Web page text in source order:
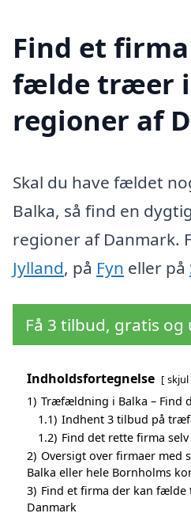
Find et
fælde træer i
regioner af
Skal du have fældet
Balka, så find en
regioner af Danmark.
Jylland, på Fyn eller på
Få 3 tilbud, gratis
Indholdsfortegnelse skjul
1) Træfældning i Balka – Find
1.1) Indhent 3 tilbud på
1.2) Find det rette firma selv
2) Oversigt over firmaer
Balka eller hele Bornholms
3) Find et firma der kan
Danmark